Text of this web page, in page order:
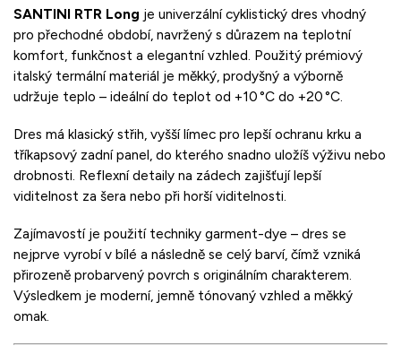
SANTINI RTR Long je univerzální cyklistický dres vhodný
pro přechodné období, navržený s důrazem na teplotní
komfort, funkčnost a elegantní vzhled. Použitý prémiový
italský termální materiál je měkký, prodyšný a výborně
udržuje teplo – ideální do teplot od +10 °C do +20 °C.
Dres má klasický střih, vyšší límec pro lepší ochranu krku a
tříkapsový zadní panel, do kterého snadno uložíš výživu nebo
drobnosti. Reflexní detaily na zádech zajišťují lepší
viditelnost za šera nebo při horší viditelnosti.
Zajímavostí je použití techniky garment-dye – dres se
nejprve vyrobí v bílé a následně se celý barví, čímž vzniká
přirozeně probarvený povrch s originálním charakterem.
Výsledkem je moderní, jemně tónovaný vzhled a měkký
omak.